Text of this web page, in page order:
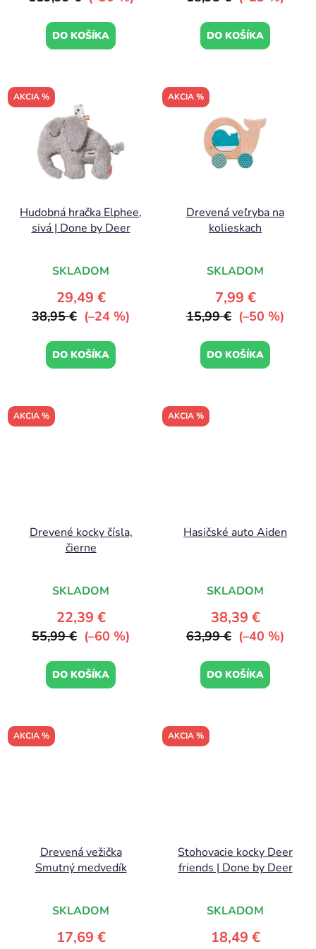
DO KOŠÍKA DO KOŠÍKA
AKCIA %
Hudobná hračka Elphee,
sivá | Done by Deer
SKLADOM
29,49 €
38,95 € (–24 %)
DO KOŠÍKA
AKCIA %
Drevená veľryba na
kolieskach
SKLADOM
7,99 €
15,99 € (–50 %)
DO KOŠÍKA
AKCIA %
Drevené kocky čísla,
čierne
SKLADOM
22,39 €
55,99 € (–60 %)
DO KOŠÍKA
AKCIA %
Hasičské auto Aiden
SKLADOM
38,39 €
63,99 € (–40 %)
DO KOŠÍKA
AKCIA %
Drevená vežička
Smutný medvedík
SKLADOM
17,69 €
AKCIA %
Stohovacie kocky Deer
friends | Done by Deer
SKLADOM
18,49 €